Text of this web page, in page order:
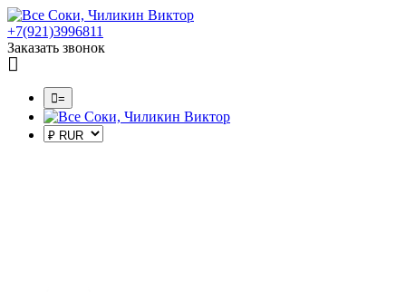
+7(921)3996811
Заказать звонок
=